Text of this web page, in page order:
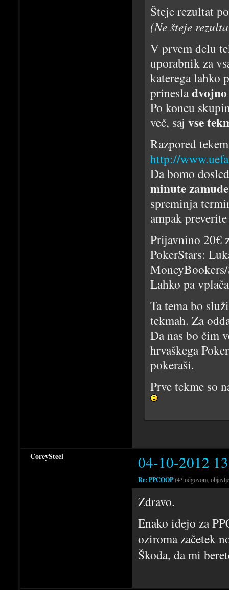
Šteje rezultat
(Ne šteje
V prvem delu
uporabnik za
katerega lahko
prinesla
Po koncu
več, saj vse
Razpored
http://
Da bomo
minute zamude
spreminja
ampak
Prijavnino 20€
PokerStars:
Lahko pa
Ta tema bo
tekmah. Za
Da nas bo čim
hrvaškega
pokeraši.
Prve tekme so
CoreySteel 04-10-2012
Re: PPCOOP(43 odgovora,
Zdravo.
Enako idejo za
oziroma začetek
Škoda, da mi